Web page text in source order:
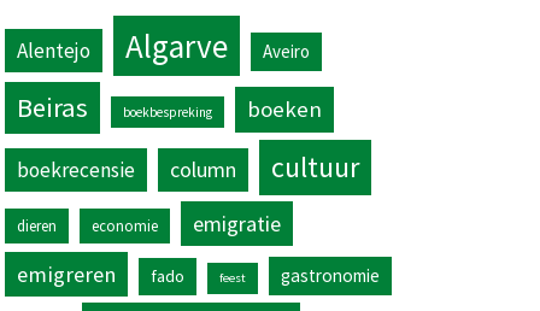
Alentejo Algarve Aveiro
Beiras boekbespreking boeken
boekrecensie column cultuur
dieren economie
emigratie
emigreren
fado feest gastronomie